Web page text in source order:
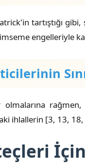
tartıştığı
engelleriyle
ihlallerin [3, 13,